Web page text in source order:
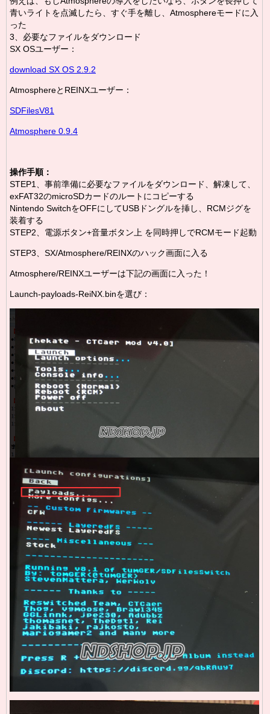
青いライトを点滅したら、すぐ手を離し、Atmosphereモードに入
った
3、必要なファイルをダウンロード
SX OSユーザー：
download SX OS 2.9.2
AtmosphereとREINXユーザー：
SDFilesV81
Atmosphere 0.9.4
操作手順：
STEP1、事前準備に必要なファイルをダウンロード、解凍して、
exFAT32のmicroSDカードのルートにコピーする
Nintendo SwitchをOFFにしてUSBドングルを挿し、RCMジグを
装着する
STEP2、電源ボタン+音量ボタン上 を同時押しでRCMモード起動
STEP3、SX/Atmosphere/REINXのハック画面に入る
Atmosphere/REINXユーザーは下記の画面に入った！
Launch-payloads-ReiNX.binを選び：